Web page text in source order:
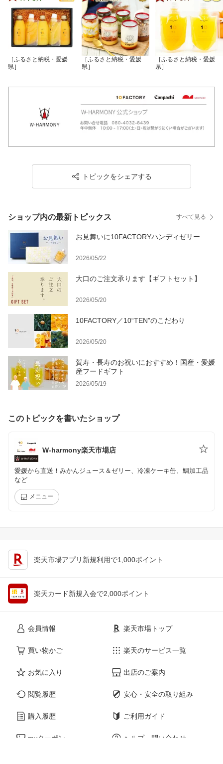
［ふるさと納税・愛媛
県］
［ふるさと納税・愛媛
県］
［ふるさと納税・愛媛
県］
トピックをシェアする
ショップ内の最新トピックス すべて見る
お見舞いに10FACTORYハンディゼリー
2026/05/22
大口のご注文承ります【ギフトセット】
2026/05/20
10FACTORY／10“TEN”のこだわり
2026/05/20
賀寿・長寿のお祝いにおすすめ！国産・愛媛
産フードギフト
2026/05/19
このトピックを書いたショップ
W-harmony楽天市場店
愛媛から直送！みかんジュース＆ゼリー、冷凍ケーキ缶、鯛加工品
など
メニュー
楽天市場アプリ新規利用で1,000ポイント
楽天カード新規入会で2,000ポイント
会員情報
買い物かご
お気に入り
閲覧履歴
購入履歴
myクーポン
楽天市場トップ
楽天のサービス一覧
出店のご案内
安心・安全の取り組み
ご利用ガイド
ヘルプ・問い合わせ